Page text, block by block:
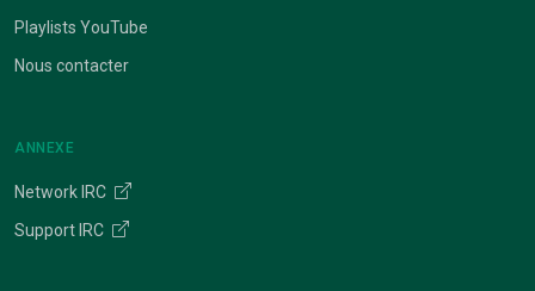
Playlists YouTube
Nous contacter
ANNEXE
Network IRC
Support IRC